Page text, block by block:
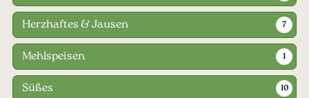
Herzhaftes & Jausen 7
Mehlspeisen 1
Süßes 10